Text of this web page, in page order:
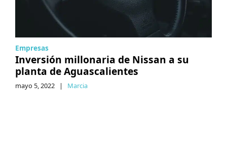
Empresas
Inversión millonaria de Nissan a su
planta de Aguascalientes
mayo 5, 2022 | Marcia